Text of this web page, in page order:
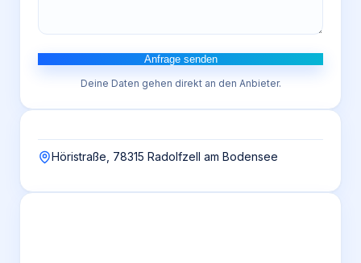
Anfrage senden
Deine Daten gehen direkt an den Anbieter.
Höristraße, 78315 Radolfzell am Bodensee